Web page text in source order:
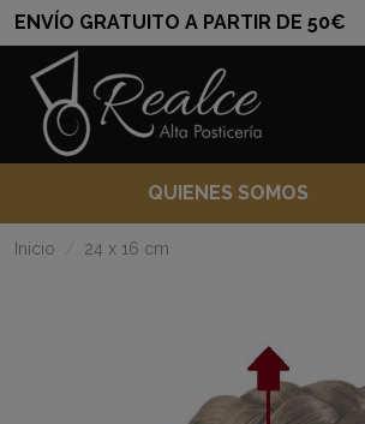
ENVÍO GRATUITO A PARTIR DE 50€
QUIENES SOMOS
Inicio 24 x 16 cm